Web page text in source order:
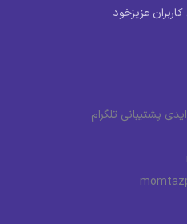
شماره تماس 989372272083 ایدی پشتیبانی تلگرام